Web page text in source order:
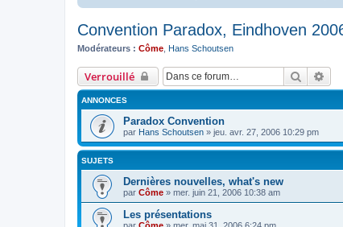
Convention Paradox, Eindhoven
Modérateurs : Côme Hans Schoutsen
Verrouillé
ANNONCES
Paradox Convention
par Hans Schoutsen » jeu. avr. 27, 2006 10:29 pm
SUJETS
Dernières nouvelles, what's new
par Côme » mer. juin 21, 2006 10:38 am
Les présentations